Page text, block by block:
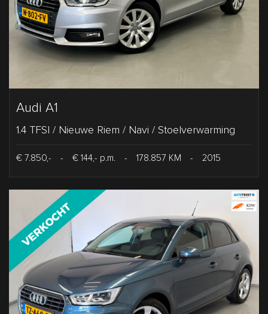
Audi A1
1.4 TFSI / Nieuwe Riem / Navi / Stoelverwarming
€ 7.850,- - € 144,- p.m. - 178.857 KM - 2015